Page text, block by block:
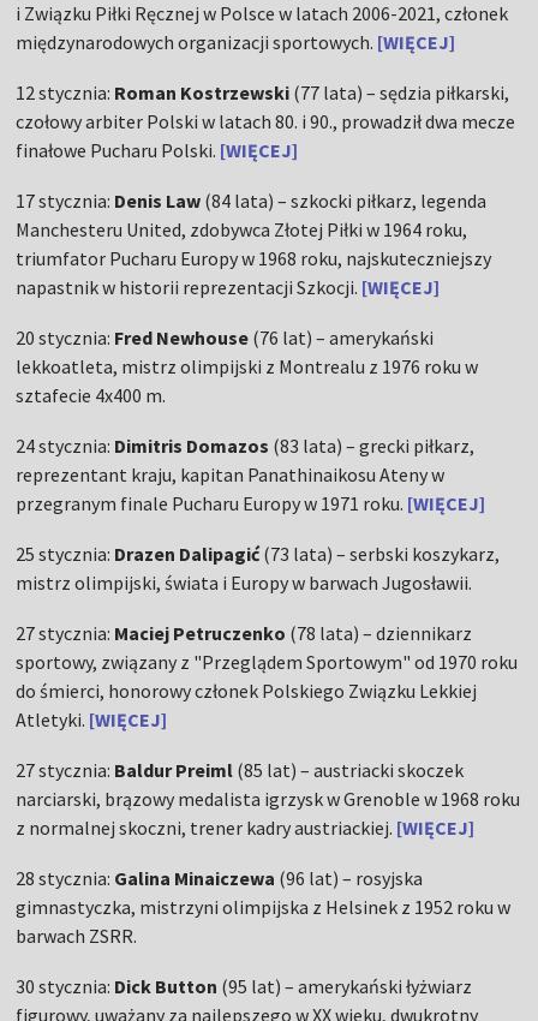
i Związku Piłki Ręcznej w Polsce w latach 2006-2021, członek
międzynarodowych organizacji sportowych. [WIĘCEJ]
12 stycznia: Roman Kostrzewski (77 lata) – sędzia piłkarski,
czołowy arbiter Polski w latach 80. i 90., prowadził dwa mecze
finałowe Pucharu Polski. [WIĘCEJ]
17 stycznia: Denis Law (84 lata) – szkocki piłkarz, legenda
Manchesteru United, zdobywca Złotej Piłki w 1964 roku,
triumfator Pucharu Europy w 1968 roku, najskuteczniejszy
napastnik w historii reprezentacji Szkocji. [WIĘCEJ]
20 stycznia: Fred Newhouse (76 lat) – amerykański
lekkoatleta, mistrz olimpijski z Montrealu z 1976 roku w
sztafecie 4x400 m.
24 stycznia: Dimitris Domazos (83 lata) – grecki piłkarz,
reprezentant kraju, kapitan Panathinaikosu Ateny w
przegranym finale Pucharu Europy w 1971 roku. [WIĘCEJ]
25 stycznia: Drazen Dalipagić(73 lata) – serbski koszykarz,
mistrz olimpijski, świata i Europy w barwach Jugosławii.
27 stycznia: Maciej Petruczenko (78 lata) – dziennikarz
sportowy, związany z "Przeglądem Sportowym" od 1970 roku
do śmierci, honorowy członek Polskiego Związku Lekkiej
Atletyki. [WIĘCEJ]
27 stycznia: Baldur Preiml (85 lat) – austriacki skoczek
narciarski, brązowy medalista igrzysk w Grenoble w 1968 roku
z normalnej skoczni, trener kadry austriackiej. [WIĘCEJ]
28 stycznia: Galina Minaiczewa (96 lat) – rosyjska
gimnastyczka, mistrzyni olimpijska z Helsinek z 1952 roku w
barwach ZSRR.
30 stycznia: Dick Button (95 lat) – amerykański łyżwiarz
figurowy, uważany za najlepszego w XX wieku, dwukrotny